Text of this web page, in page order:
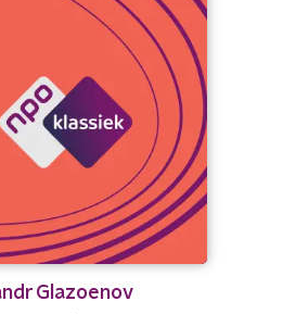
Glazoenov